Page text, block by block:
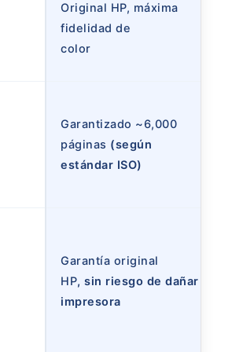
Original HP, máxima
fidelidad de
color
Garantizado ~6,000
páginas (según
estándar ISO)
Garantía original
HP, sin riesgo de dañar la
impresora